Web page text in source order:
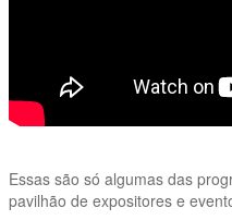
Essas são só algumas das
pavilhão de expositores e